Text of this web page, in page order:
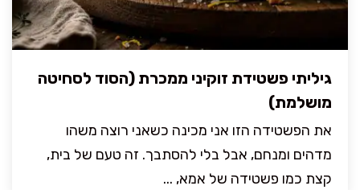
גיליתי פשטידת זוקיני ממכרת (הסוד לסחיטה
מושלמת)
את הפשטידה הזו אני מכינה כשאני רוצה משהו
מדהים ומנחם, אבל בלי להסתבך. זה טעם של בית,
קצת כמו פשטידה של אמא, ...